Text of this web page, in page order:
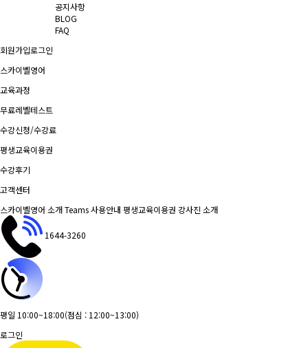
공지사항
BLOG
FAQ
회원가입로그인
스카이벨영어
교육과정
무료레벨테스트
수강신청/수강료
평생교육이용권
수강후기
고객센터
스카이벨영어 소개Teams 사용안내 평생교육이용권 강사진 소개
1644-3260
평일 10:00~18:00(점심 : 12:00~13:00)
로그인